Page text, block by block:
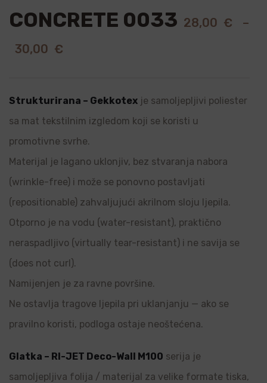
CONCRETE 0033 28,00 €
–
30,00 €
Strukturirana – Gekkotex je samoljepljivi poliester
sa mat tekstilnim izgledom koji se koristi u
promotivne svrhe.
Materijal je lagano uklonjiv, bez stvaranja nabora
(wrinkle-free) i može se ponovno postavljati
(repositionable) zahvaljujući akrilnom sloju ljepila.
Otporno je na vodu (water-resistant), praktično
neraspadljivo (virtually tear-resistant) i ne savija se
(does not curl).
Namijenjen je za ravne površine.
Ne ostavlja tragove ljepila pri uklanjanju — ako se
pravilno koristi, podloga ostaje neoštećena.
Glatka – RI-JET Deco-Wall M100 serija je
samoljepljiva folija / materijal za velike formate tiska,